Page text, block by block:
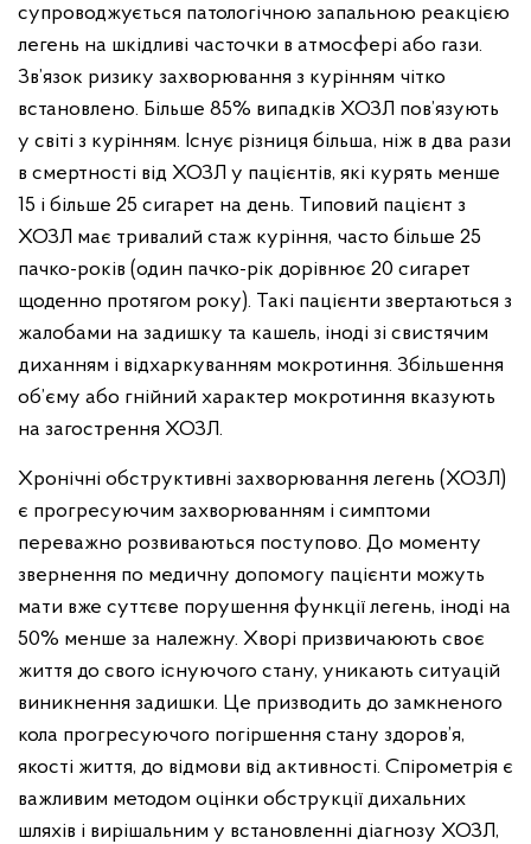
супроводжується патологічною запальною реакцією
легень на шкідливі часточки в атмосфері або гази.
Зв’язок ризику захворювання з курінням чітко
встановлено. Більше 85% випадків ХОЗЛ пов’язують
у світі з курінням. Існує різниця більша, ніж в два рази
в смертності від ХОЗЛ у пацієнтів, які курять менше
15 і більше 25 сигарет на день. Типовий пацієнт з
ХОЗЛ має тривалий стаж куріння, часто більше 25
пачко-років (один пачко-рік дорівнює 20 сигарет
щоденно протягом року). Такі пацієнти звертаються з
жалобами на задишку та кашель, іноді зі свистячим
диханням і відхаркуванням мокротиння. Збільшення
об’єму або гнійний характер мокротиння вказують
на загострення ХОЗЛ.
Хронічні обструктивні захворювання легень (ХОЗЛ)
є прогресуючим захворюванням і симптоми
переважно розвиваються поступово. До моменту
звернення по медичну допомогу пацієнти можуть
мати вже суттєве порушення функції легень, іноді на
50% менше за належну. Хворі призвичаюють своє
життя до свого існуючого стану, уникають ситуацій
виникнення задишки. Це призводить до замкненого
кола прогресуючого погіршення стану здоров’я,
якості життя, до відмови від активності. Спірометрія є
важливим методом оцінки обструкції дихальних
шляхів і вирішальним у встановленні діагнозу ХОЗЛ,